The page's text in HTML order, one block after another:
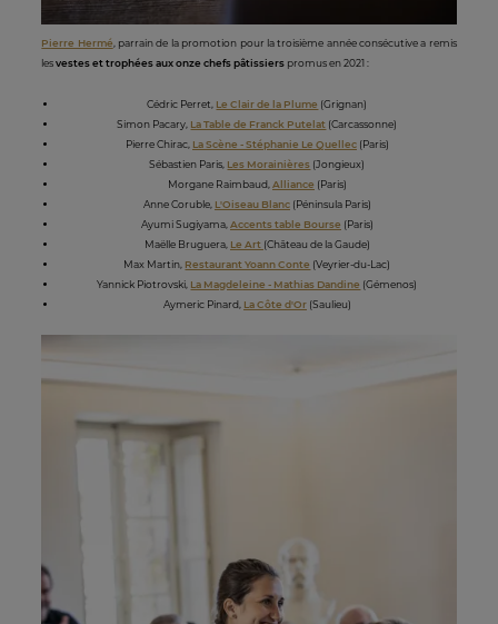
Pierre Hermé , parrain de la promotion pour la troisième année consécutive a remis
lesvestes et trophées aux onze chefs pâtissiers promus en 2021 :
Cédric Perret, Le Clair de la Plume (Grignan)
Simon Pacary, La Table de Franck Putelat (Carcassonne)
Pierre Chirac, La Scène - Stéphanie Le Quellec(Paris)
Sébastien Paris, Les Morainières (Jongieux)
Morgane Raimbaud, Alliance (Paris)
Anne Coruble, L'Oiseau Blanc(Péninsula Paris)
Ayumi Sugiyama, Accents table Bourse (Paris)
Maëlle Bruguera, Le Art (Château de la Gaude)
Max Martin, Restaurant Yoann Conte (Veyrier-du-Lac)
Yannick Piotrovski, La Magdeleine - Mathias Dandine (Gémenos)
Aymeric Pinard, La Côte d'Or(Saulieu)